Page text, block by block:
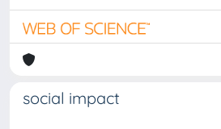
social impact